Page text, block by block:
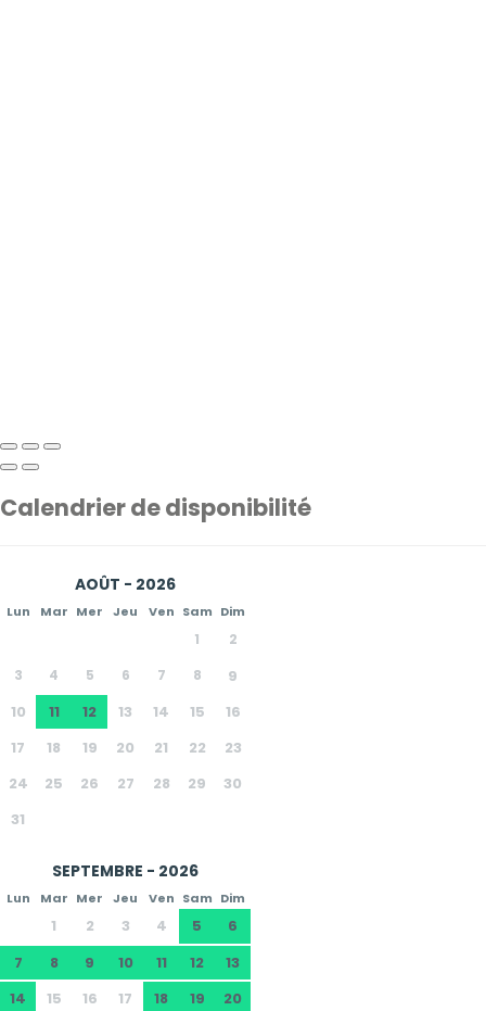
Calendrier de disponibilité
AOÛT - 2026
Lun Mar Mer Jeu Ven Sam Dim
1
2
3
4 5 6 7 8
9
10
11 12 13 14 15
16
17
18 19 20 21 22
23
24
25 26 27 28 29
30
31
SEPTEMBRE - 2026
Lun Mar Mer Jeu Ven Sam Dim
1 2 3 4 5
6
7
8 9 10 11 12
13
14
15 16 17 18 19
20